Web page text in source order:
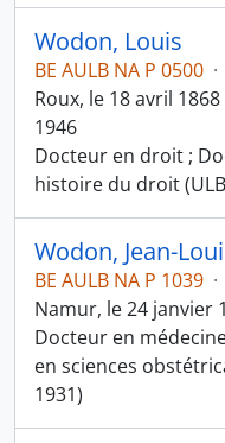
Wodon, Louis
BE AULB NA P 0500 ·
Roux, le 18 avril
1946
Docteur en droit ;
histoire du droit
Wodon, Jean-
BE AULB NA P 1039 ·
Namur, le 24 janvier
Docteur en
en sciences
1931)